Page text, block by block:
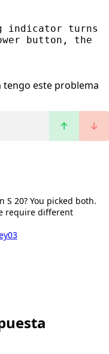
indicator turns
button, the
tengo este problema
S 20? You picked both.
require different